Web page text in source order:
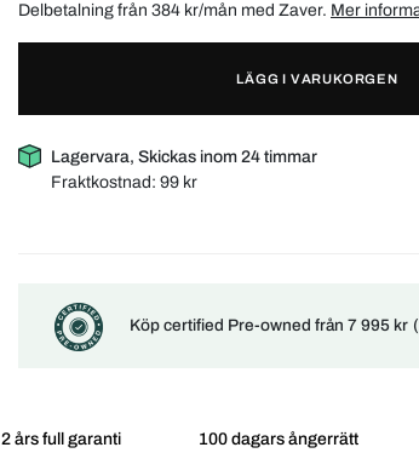
Delbetalning från 384 kr/mån med Zaver. Mer
LÄGG I VARUKORGEN
Lagervara, Skickas inom 24 timmar
Fraktkostnad:99 kr
Köp certified Pre-owned från 7 995 kr
2 års full garanti
100 dagars ångerrätt